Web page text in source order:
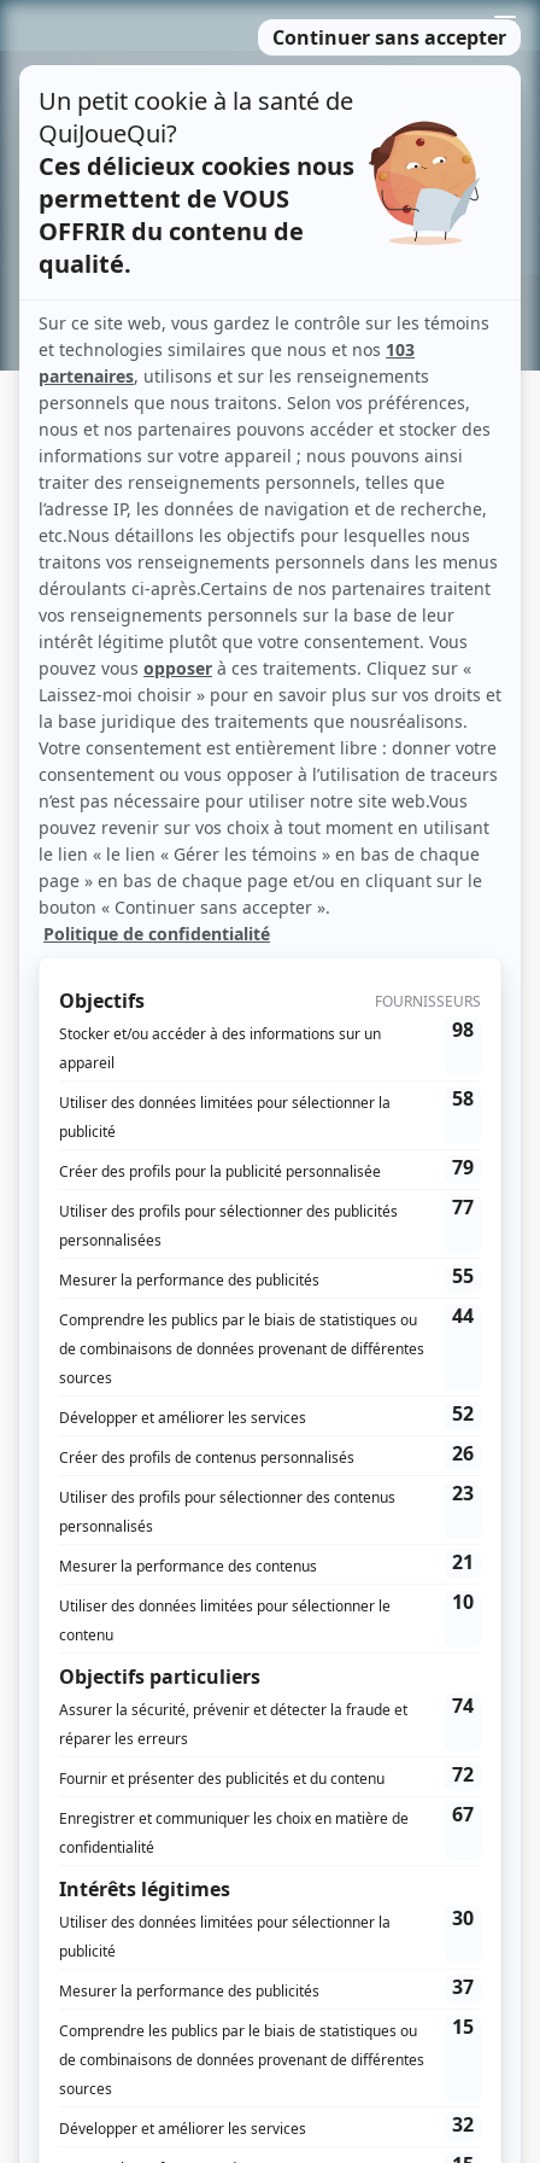
MENU
contenu
Recherche avancée »
FÊTES FATALES
Fiche détaillée Liste des épisodes
Noémie Godin-Vigneau (Photo: Zone 3)
Description sommaire de l'histoire
Des personnages troublés, des situations inquiétantes, des lieux devenus
étranges, un climat fiévreux, une ambiance tourmentée, une série noire ! Des
suspense se marie aux frissons. Tous les épisodes célèbrent une fête
traditionnelle en la corrompant d'un traitement noir. Une série surprenante
par le ton, le traitement et l'imagination. Le genre exige que nous fassions
preuve d'humour allant du sympathique au vitriolique.
Liens
Fiche deFêtes fatalessur Showbizz.net
Genre
Frédérik D'Amours
Stefan Mijevic
Ann Arson
André Chamberland
Musique
Mathieu Vanasse
Compagnie de production
Zone3
Dates de diffusion
Du 18 septembre 2002 au 11 décembre 2002
Durée et heure de diffusion
12 épisodes au total
Récompenses
Lafleur